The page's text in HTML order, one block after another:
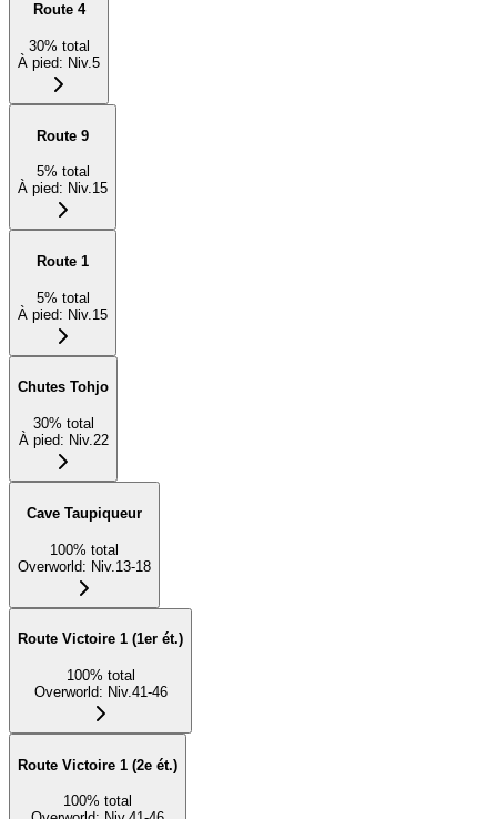
Route 4
30% total
À pied: Niv.5
Route 9
5% total
À pied: Niv.15
Route 1
5% total
À pied: Niv.15
Chutes Tohjo
30% total
À pied: Niv.22
Cave Taupiqueur
100% total
Overworld: Niv.13-18
Route Victoire 1 (1er ét.)
100% total
Overworld: Niv.41-46
Route Victoire 1 (2e ét.)
100% total